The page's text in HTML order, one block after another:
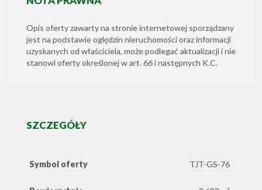
Opis oferty zawarty na stronie internetowej sporządzany
jest na podstawie oględzin nieruchomości oraz informacji
uzyskanych od właściciela, może podlegać aktualizacji i nie
stanowi oferty określonej w art. 66 i następnych K.C.
SZCZEGÓŁY
Symbol oferty TJT-GS-76